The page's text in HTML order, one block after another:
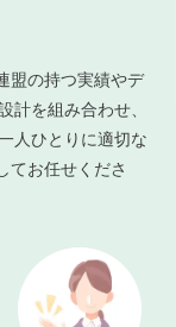
盟の持つ実績やデ
計を組み合わせ、
人ひとりに適切な
てお任せくださ